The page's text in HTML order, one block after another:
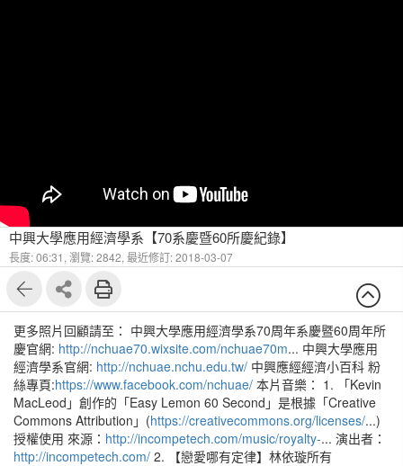
中興大學應用經濟學系【70系慶暨60所慶紀錄】
長度: 06:31, 瀏覽: 2842, 最近修訂: 2018-03-07
更多照片回顧請至： 中興大學應用經濟學系70周年系慶暨60周年所
慶官網: http://nchuae70.wixsite.com/nchuae70m... 中興大學應用
經濟學系官網: http://nchuae.nchu.edu.tw/ 中興應經經濟小百科 粉
絲專頁:https://www.facebook.com/nchuae/ 本片音樂： 1. 「Kevin
MacLeod」創作的「Easy Lemon 60 Second」是根據「Creative
Commons Attribution」(https://creativecommons.org/licenses/...)
授權使用 來源： http://incompetech.com/music/royalty-... 演出者：
http://incompetech.com/ 2. 【戀愛哪有定律】林依璇所有